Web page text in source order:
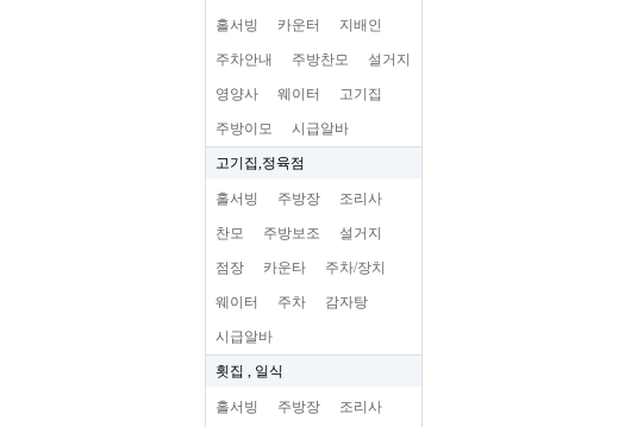
홀서빙 카운터 지배인
주차안내 주방찬모 설거지
영양사 웨이터 고기집
주방이모 시급알바
고기집,정육점
홀서빙 주방장 조리사
찬모 주방보조 설거지
점장 카운타 주차/장치
웨이터 주차 감자탕
시급알바
횟집 , 일식
홀서빙 주방장 조리사